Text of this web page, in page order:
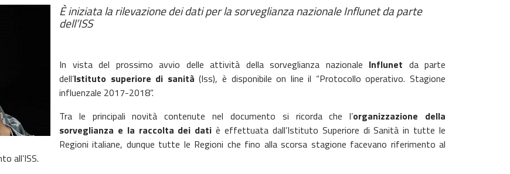
È iniziata la rilevazione dei dati per la sorveglianza nazionale Influnet da parte
dell’ISS
In vista del prossimo avvio delle attività della sorveglianza nazionale Influnet da parte
dell’Istituto superiore di sanità (Iss), è disponibile on line il “Protocollo operativo. Stagione
influenzale 2017-2018”.
Tra le principali novità contenute nel documento si ricorda che l’organizzazione della
sorveglianza e la raccolta dei dati è effettuata dall’Istituto Superiore di Sanità in tutte le
Regioni italiane, dunque tutte le Regioni che fino alla scorsa stagione facevano riferimento al
all’ISS.